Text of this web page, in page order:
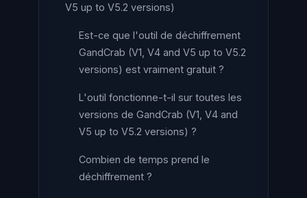
V5 up to V5.2 versions)
Est-ce que l'outil de déchiffrement
GandCrab (V1, V4 and V5 up to V5.2
versions) est vraiment gratuit ?
L'outil fonctionne-t-il sur toutes les
versions de GandCrab (V1, V4 and
V5 up to V5.2 versions) ?
Combien de temps prend le
déchiffrement ?